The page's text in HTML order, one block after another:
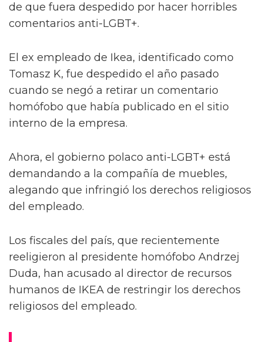
de que fuera despedido por hacer horribles
comentarios anti-LGBT+.
El ex empleado de Ikea, identificado como
Tomasz K, fue despedido el año pasado
cuando se negó a retirar un comentario
homófobo que había publicado en el sitio
interno de la empresa.
Ahora, el gobierno polaco anti-LGBT+ está
demandando a la compañía de muebles,
alegando que infringió los derechos religiosos
del empleado.
Los fiscales del país, que recientemente
reeligieron al presidente homófobo Andrzej
Duda, han acusado al director de recursos
humanos de IKEA de restringir los derechos
religiosos del empleado.